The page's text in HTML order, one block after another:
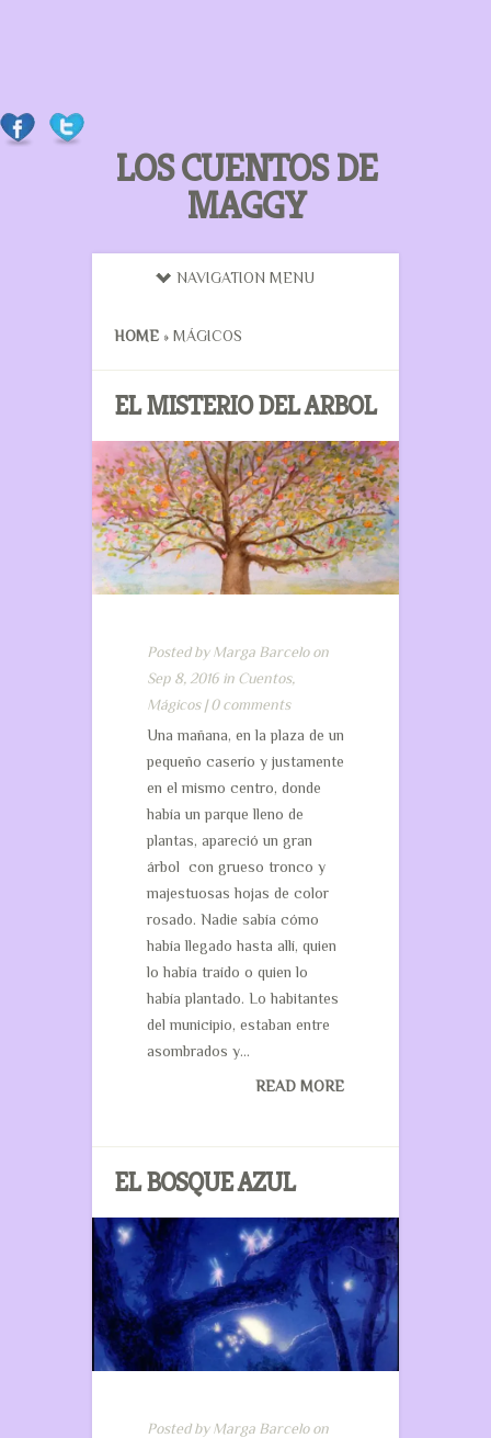
LOS CUENTOS DE
MAGGY
NAVIGATION MENU
HOME » MÁGICOS
EL MISTERIO DEL ARBOL
Posted byMarga Barceloon
Sep 8, 2016 in Cuentos,
Mágicos|0 comments
Una mañana, en la plaza de un
pequeño caserío y justamente
en el mismo centro, donde
había un parque lleno de
plantas, apareció un gran
árbol con grueso tronco y
majestuosas hojas de color
rosado. Nadie sabía cómo
había llegado hasta allí, quien
lo había traído o quien lo
había plantado. Lo habitantes
del municipio, estaban entre
asombrados y...
READ MORE
EL BOSQUE AZUL
Posted byMarga Barceloon